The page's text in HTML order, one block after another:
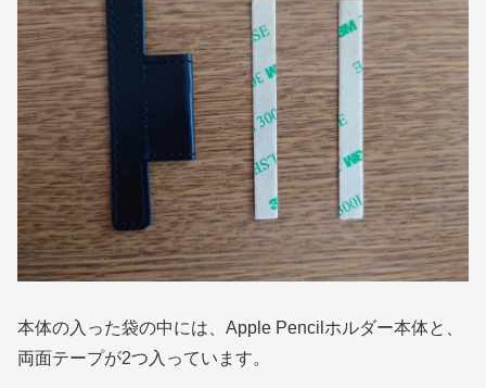
本体の入った袋の中には、Apple Pencilホルダー本体と、
両面テープが2つ入っています。